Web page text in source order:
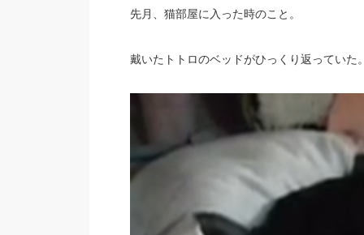
先月、猫部屋に入った時のこと。
戴いたトトロのベッドがひっくり返っていた